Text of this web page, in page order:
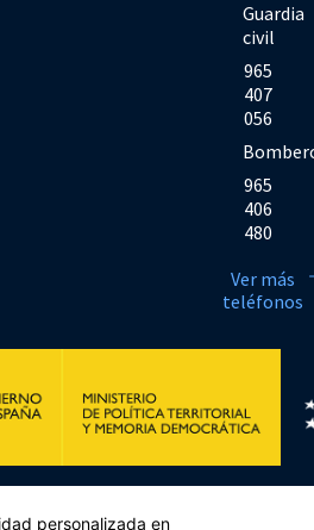
Guardia
civil
965
407
056
965
406
480
Ver más
teléfonos
personalizada en